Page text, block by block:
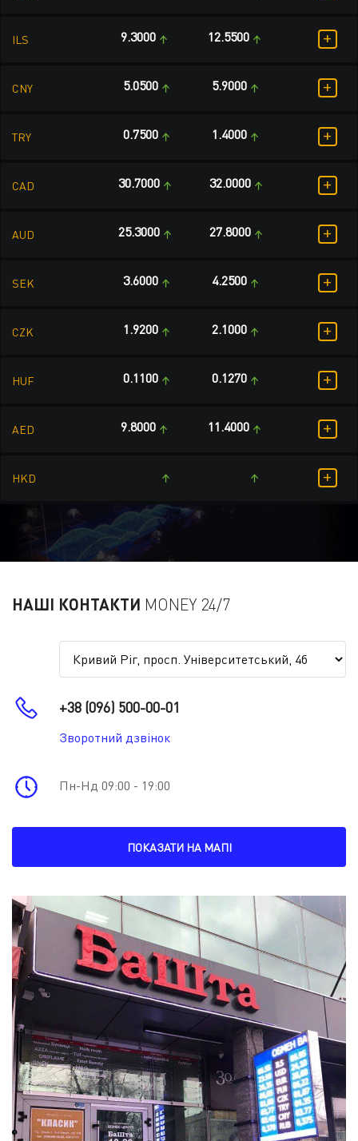
ILS 9.3000 12.5500 +
CNY 5.0500 5.9000 +
TRY 0.7500 1.4000 +
CAD 30.7000 32.0000 +
AUD 25.3000 27.8000 +
SEK 3.6000 4.2500 +
CZK 1.9200 2.1000 +
HUF 0.1100 0.1270 +
AED 9.8000 11.4000 +
HKD +
НАШІ КОНТАКТИ MONEY 24/7
+38 (096) 500-00-01
Зворотний дзвінок
Пн-Нд 09:00 - 19:00
ПОКАЗАТИ НА МАПІ